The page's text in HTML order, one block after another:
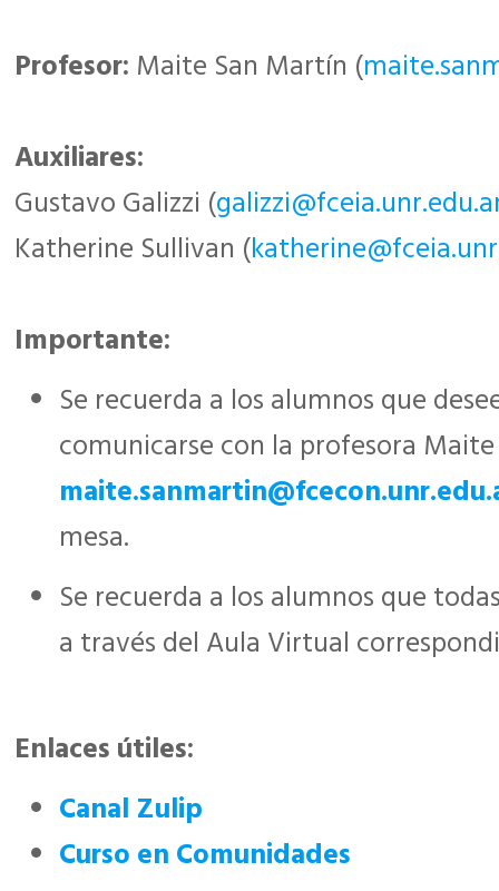
Profesor: Maite San Martín (
Auxiliares:
Gustavo Galizzi (
Katherine Sullivan (
Importante:
Se recuerda a los alumnos que
comunicarse con la profesora
mesa.
Se recuerda a los alumnos que
a través del Aula Virtual
Enlaces útiles:
Canal Zulip
Curso en Comunidades